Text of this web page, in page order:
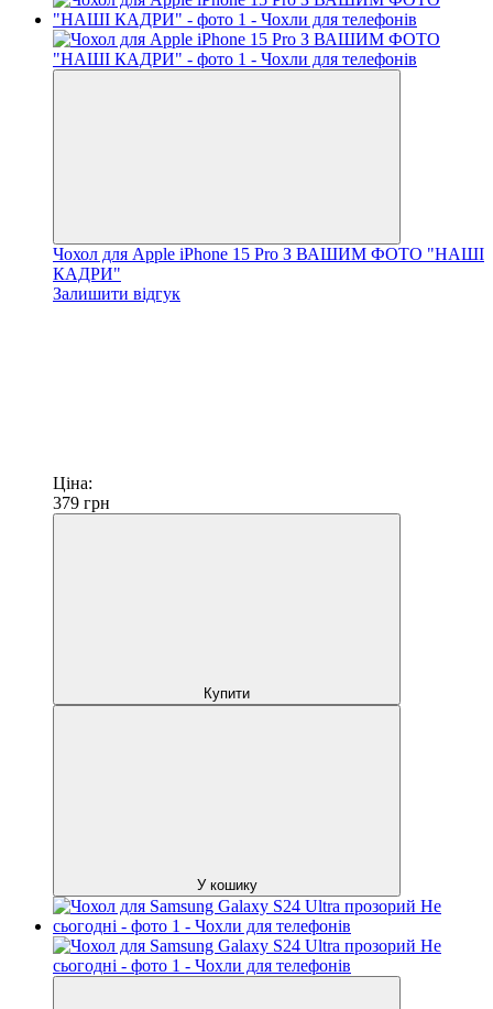
Чохол для Apple iPhone 15 Pro З ВАШИМ ФОТО "НАШІ
КАДРИ"
Залишити відгук
Ціна:
379 грн
Купити
У кошику